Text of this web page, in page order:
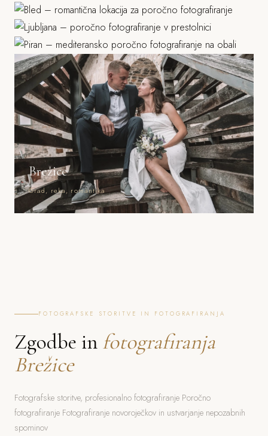
Grad, stara mesta, parki
Piran
Morje, mediteranska arhitektura
Brežice
Grad, reka, romantika
FOTOGRAFSKE STORITVE IN FOTOGRAFIRANJA
Zgodbe in fotografiranja
Brežice
Fotografske storitve, profesionalno fotografiranje Poročno
fotografiranje Fotografiranje novoroječkov in ustvarjanje nepozabnih
spominov